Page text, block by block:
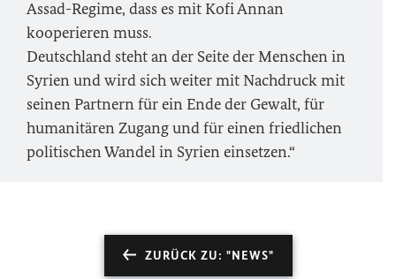
Assad-Regime, dass es mit Kofi Annan
kooperieren muss.
Deutschland steht an der Seite der Menschen in
Syrien und wird sich weiter mit Nachdruck mit
seinen Partnern für ein Ende der Gewalt, für
humanitären Zugang und für einen friedlichen
politischen Wandel in Syrien einsetzen.“
ZURÜCK ZU: "NEWS"